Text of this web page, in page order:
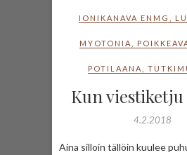
IONIKANAVA ENMG
MYOTONIA
POTILAANA
Kun viestiketju
4.2.2018
Aina silloin tällöin kuulee